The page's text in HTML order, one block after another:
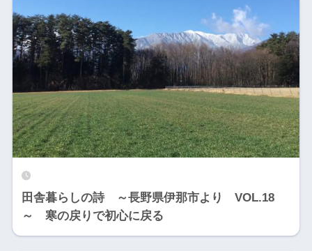
田舎暮らしの詩 ～長野県伊那市より VOL.18
～ 寒の戻りで初心に戻る